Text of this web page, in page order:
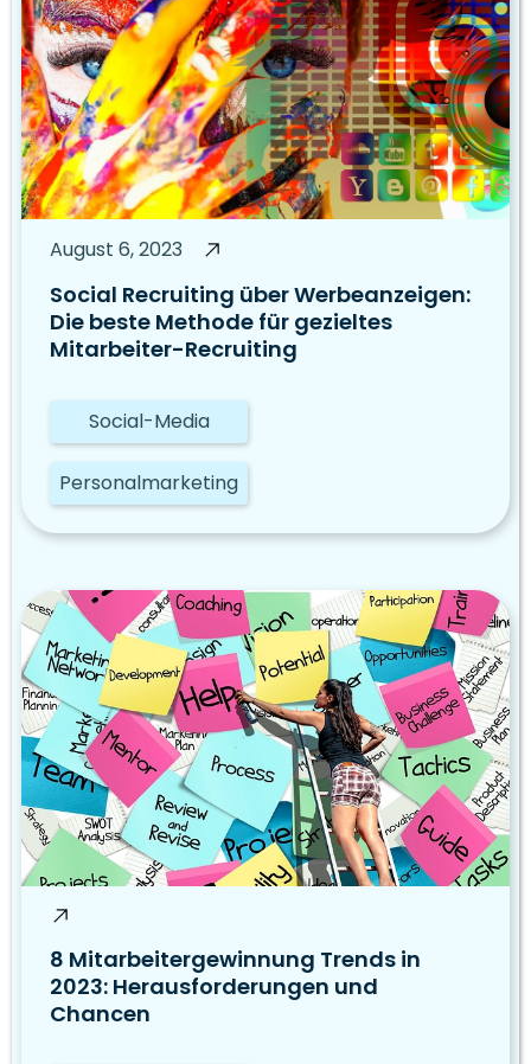
August 6, 2023
Social Recruiting über Werbeanzeigen:
Die beste Methode für gezieltes
Mitarbeiter-Recruiting
Social-Media
Personalmarketing
8 Mitarbeitergewinnung Trends in
2023: Herausforderungen und
Chancen